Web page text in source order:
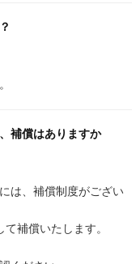
補償はありますか
は、補償制度がござい
補償いたします。